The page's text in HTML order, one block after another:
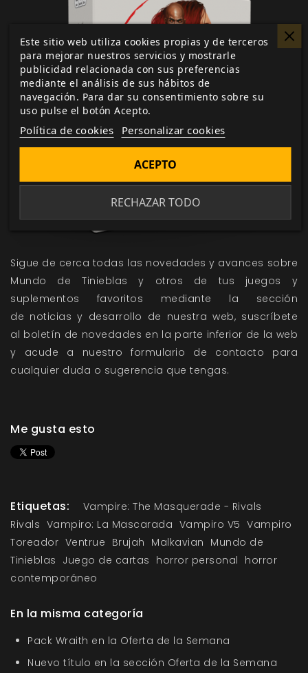
Sigue de cerca todas las novedades y avances sobre
Mundo de Tinieblas y otros de tus juegos y
suplementos favoritos mediante la sección
de noticias y desarrollo de nuestra web, suscríbete
al boletín de novedades en la parte inferior de la web
y acude a nuestro formulario de contacto para
cualquier duda o sugerencia que tengas.
Me gusta esto
Etiquetas:
Vampire: The Masquerade - Rivals
Rivals Vampiro: La Mascarada Vampiro V5 Vampiro
Toreador Ventrue Brujah Malkavian Mundo de
Tinieblas Juego de cartas horror personal horror
contemporáneo
En la misma categoría
Pack Wraith en la Oferta de la Semana
Nuevo título en la sección Oferta de la Semana
Este sitio web utiliza cookies propias y de terceros
para mejorar nuestros servicios y mostrarle
publicidad relacionada con sus preferencias
mediante el análisis de sus hábitos de
navegación. Para dar su consentimiento sobre su
uso pulse el botón Acepto.
Política de cookies Personalizar cookies
RECHAZAR TODO
ACEPTO